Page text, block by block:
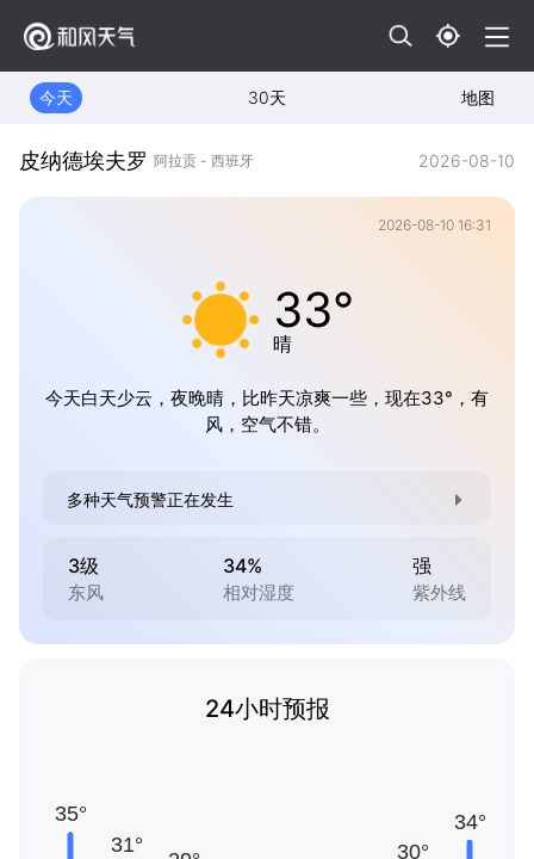
今天 30天 地图
皮纳德埃夫罗 阿拉贡 - 西班牙 2026-08-10
2026-08-10 16:31
33°
晴
今天白天少云，夜晚晴，比昨天凉爽一些，现在33°，有
风，空气不错。
多种天气预警正在发生
3级
东风
34%
相对湿度
强
紫外线
24小时预报